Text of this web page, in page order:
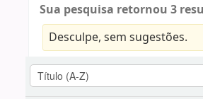
Sua pesquisa retornou 3
Desculpe, sem sugestões.